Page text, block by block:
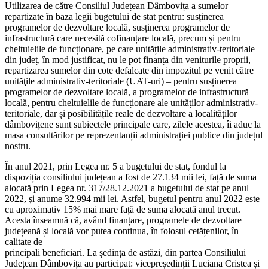
Utilizarea de către Consiliul Județean Dâmbovița a sumelor
repartizate în baza legii bugetului de stat pentru: susținerea
programelor de dezvoltare locală, susținerea programelor de
infrastructură care necesită cofinanțare locală, precum și pentru
cheltuielile de funcționare, pe care unitățile administrativ-teritoriale
din județ, în mod justificat, nu le pot finanța din veniturile proprii,
repartizarea sumelor din cote defalcate din impozitul pe venit către
unităţile administrativ-teritoriale (UAT-uri) – pentru susținerea
programelor de dezvoltare locală, a programelor de infrastructură
locală, pentru cheltuielile de funcționare ale unităților administrativ-
teritoriale, dar și posibilitățile reale de dezvoltare a localităților
dâmbovițene sunt subiectele principale care, zilele acestea, îi aduc la
masa consultărilor pe reprezentanții administrației publice din județul
nostru.
În anul 2021, prin Legea nr. 5 a bugetului de stat, fondul la
dispoziția consiliului județean a fost de 27.134 mii lei, față de suma
alocată prin Legea nr. 317/28.12.2021 a bugetului de stat pe anul
2022, și anume 32.994 mii lei. Astfel, bugetul pentru anul 2022 este
cu aproximativ 15% mai mare față de suma alocată anul trecut.
Acesta înseamnă că, având finanțare, programele de dezvoltare
județeană și locală vor putea continua, în folosul cetățenilor, în
calitate de
principali beneficiari. La ședința de astăzi, din partea Consiliului
Județean Dâmbovița au participat: vicepreședinții Luciana Cristea și